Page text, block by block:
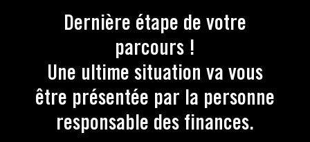
Dernière étape de votre
parcours !
Une ultime situation va vous
être présentée par la personne
responsable des finances.